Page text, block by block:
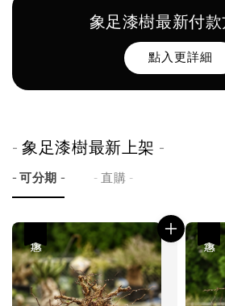
象足漆樹最新付款
點入更詳細
- 象足漆樹最新上架 -
- 可分期 - - 直購 -